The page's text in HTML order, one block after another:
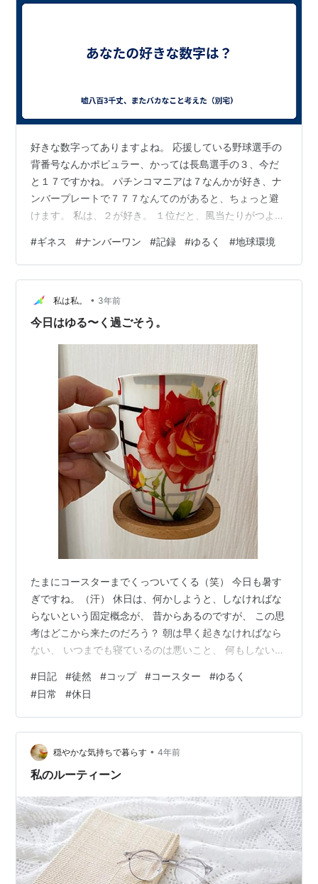
好きな数字ってありますよね。 応援している野球選手の
背番号なんかポピュラー、かっては長島選手の３、今だ
と１７ですかね。 パチンコマニアは７なんかが好き、ナ
ンバープレートで７７７なんてのがあると、ちょっと避
けます。 私は、２が好き。 １位だと、風当たりがつよく
かと割をくってしまうので、２とか３くらいがコスパ良
くて居心地良いというのが、サラリーマン時代身につけ
た、ま、大っぴらには言えない処世術。 我が国の生き方
も、理にかなっています。 アメリカや中国が覇権争いを
しているけど、軍事費も大変、多少の無理難題を聞きな
#ギネス #ナンバーワン #記録 #ゆるく #地球環境
私は私。 • 3年前
今日はゆる〜く過ごそう。
たまにコースターまでくっついてくる（笑） 今日も暑す
ぎですね。（汗） 休日は、何かしようと、しなければな
らないという固定概念が、 昔からあるのですが、 この思
考はどこから来たのだろう？ 朝は早く起きなければなら
ない、 いつまでも寝ているのは悪いこと、 何もしない罪
なんじゃないか・・ みたいな感情がなぜか湧いてくるの
ですが、 これは子ども時代、 いつまでも寝ていると怒ら
れたのがまだ残っているかもしれません。 それから、親
の生き方を受け継いでる部分がある。 ほんとは、こっち
が好きなのに、 親の顔がよぎり、親好みの方を選択して
しまう。 私は、人生…
#日記 #徒然 #コップ #コースター #ゆるく
#日常 #休日
穏やかな気持ちで暮らす • 4年前
私のルーティーン